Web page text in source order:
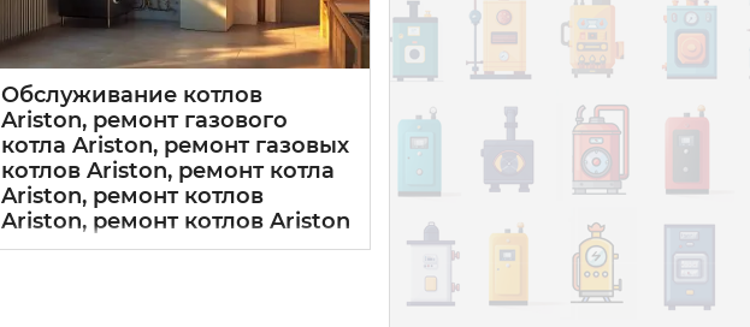
Обслуживание котлов
Ariston, ремонт газового
котла Ariston, ремонт газовых
котлов Ariston, ремонт котла
Ariston, ремонт котлов
Ariston, ремонт котлов Ariston